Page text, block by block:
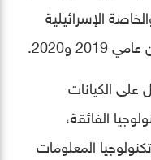
الإسرائيلية
و2020.
على الكيانات
الفائقة،
المعلومات